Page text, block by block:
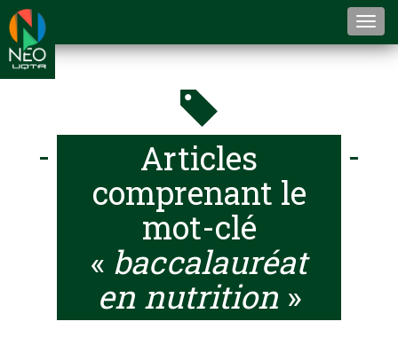
Articles
comprenant le
mot-clé
« baccalauréat
en nutrition »